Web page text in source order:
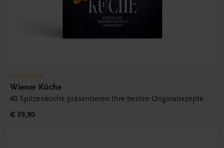
Gastronomie
Wiener Küche
40 Spitzenköche präsentieren Ihre besten Originalrezepte
€ 39,90